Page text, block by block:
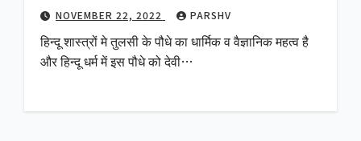
NOVEMBER 22, 2022 PARSHV
हिन्दू शास्त्रों मे तुलसी के पौधे का धार्मिक व वैज्ञानिक महत्व है
और हिन्दू धर्म में इस पौधे को देवी…